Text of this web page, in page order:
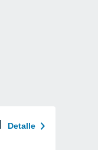
Detalle